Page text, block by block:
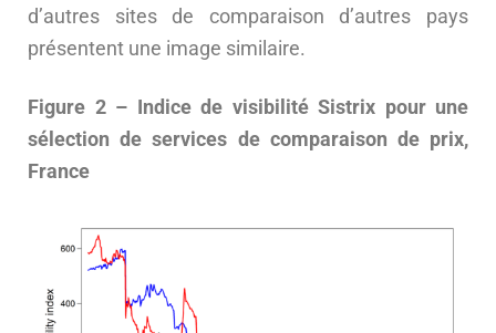
d’autres sites de comparaison d’autres pays
présentent une image similaire.
Figure 2 – Indice de visibilité Sistrix pour une
sélection de services de comparaison de prix,
France